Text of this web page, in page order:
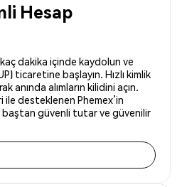
Hesap
dakika içinde kaydolun ve
ticaretine başlayın. Hızlı kimlik
anında alımların kilidini açın.
ile desteklenen Phemex’in
baştan güvenli tutar ve güvenilir